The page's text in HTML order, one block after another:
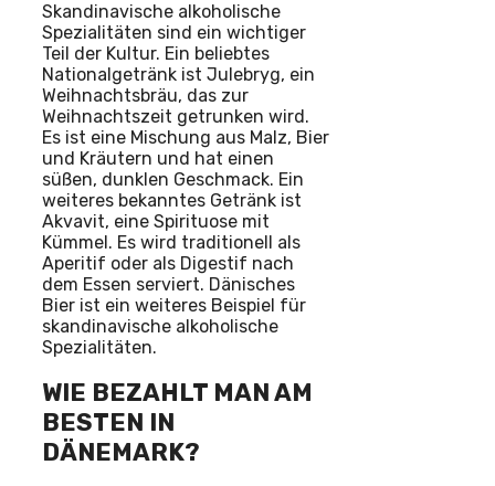
Skandinavische alkoholische
Spezialitäten sind ein wichtiger
Teil der Kultur. Ein beliebtes
Nationalgetränk ist Julebryg, ein
Weihnachtsbräu, das zur
Weihnachtszeit getrunken wird.
Es ist eine Mischung aus Malz, Bier
und Kräutern und hat einen
süßen, dunklen Geschmack. Ein
weiteres bekanntes Getränk ist
Akvavit, eine Spirituose mit
Kümmel. Es wird traditionell als
Aperitif oder als Digestif nach
dem Essen serviert. Dänisches
Bier ist ein weiteres Beispiel für
skandinavische alkoholische
Spezialitäten.
WIE BEZAHLT MAN AM
BESTEN IN
DÄNEMARK?